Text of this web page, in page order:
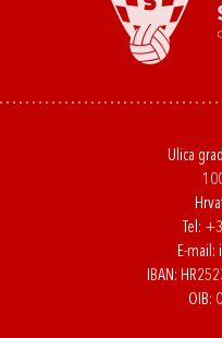
Ulica
Tel:
E-mail:
IBAN:
OIB: